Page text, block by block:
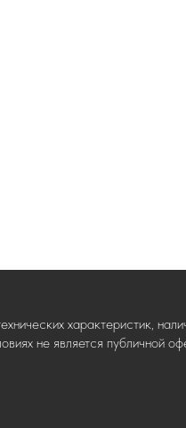
характеристик,
не является публичной